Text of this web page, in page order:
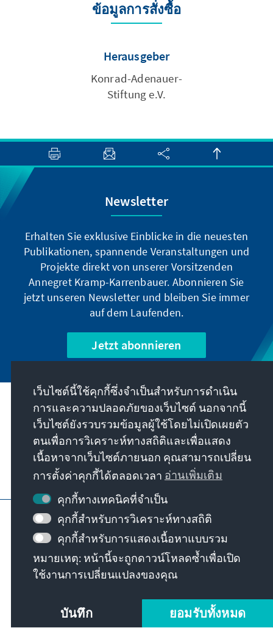
ข้อมูลการสั่งซื้อ
Herausgeber
Konrad-Adenauer-
Stiftung e.V.
Newsletter
Erhalten Sie exklusive Einblicke in die neuesten
Publikationen, spannende Veranstaltungen und
Projekte direkt von unserer Vorsitzenden
Annegret Kramp-Karrenbauer. Abonnieren Sie
jetzt unseren Newsletter und bleiben Sie immer
auf dem Laufenden.
Jetzt abonnieren
พันธกิจของเรา
ติดต่อ
ข้อเสนออื่นๆ จากมูลนิธิ
ข้อมูลเว็บไซต์
การป้องกันข้อมูล
เงื่อนไขการใช้งาน
Erklärung zur Barrierefreiheit
Barriere melden
แผนผังเว็บไซต์
© Konrad-Adenauer-Stiftung e.V. 2026
เว็บไซต์นี้ใช้คุกกี้ซึ่งจำเป็นสำหรับการดำเนิน
การและความปลอดภัยของเว็บไซต์ นอกจากนี้
เว็บไซต์ยังรวบรวมข้อมูลผู้ใช้โดยไม่เปิดเผยตัว
ตนเพื่อการวิเคราะห์ทางสถิติและเพื่อแสดง
เนื้อหาจากเว็บไซต์ภายนอก คุณสามารถเปลี่ยน
การตั้งค่าคุกกี้ได้ตลอดเวลา อ่านเพิ่มเติม
คุกกี้ทางเทคนิคที่จำเป็น
คุกกี้สำหรับการวิเคราะห์ทางสถิติ
คุกกี้สำหรับการแสดงเนื้อหาแบบรวม
หมายเหตุ: หน้านี้จะถูกดาวน์โหลดซ้ำเพื่อเปิด
ใช้งานการเปลี่ยนแปลงของคุณ
บันทึก ยอมรับทั้งหมด